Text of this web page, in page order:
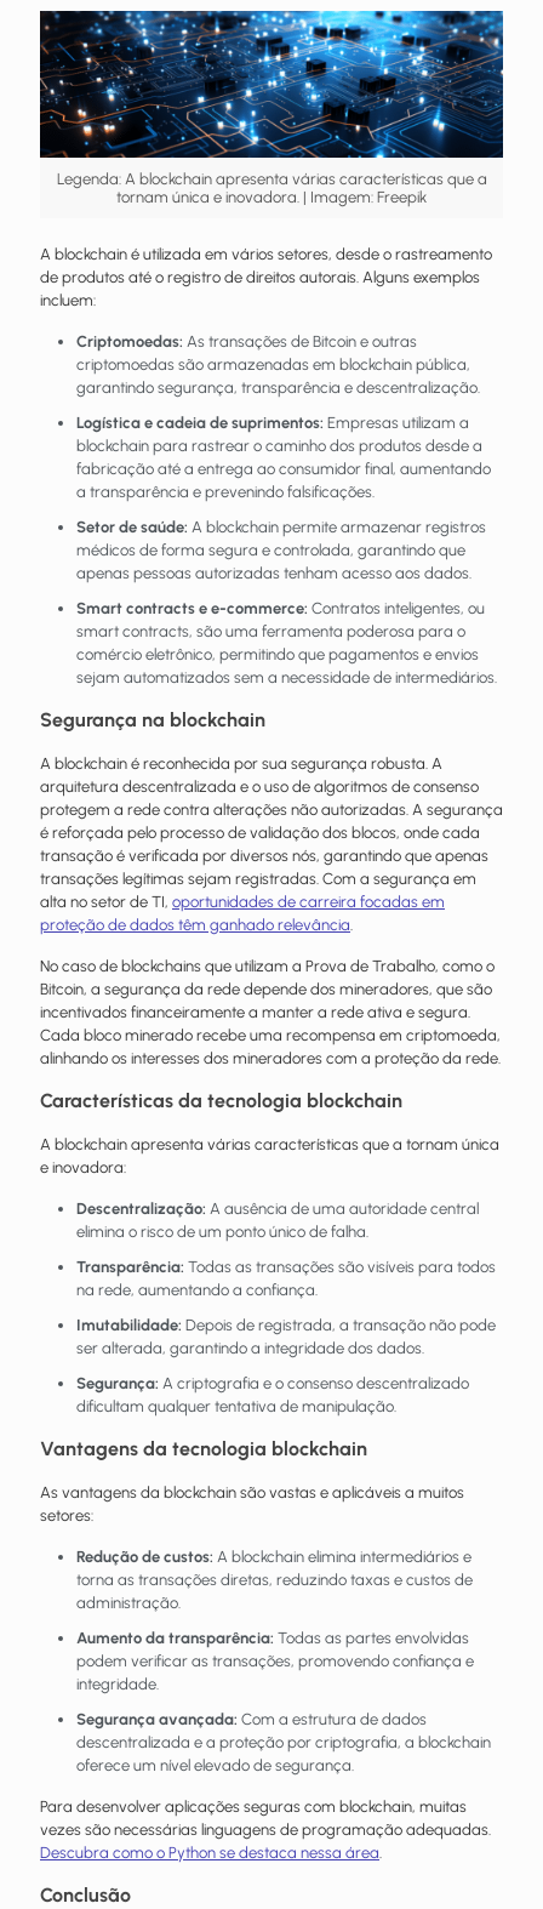
Legenda: A blockchain apresenta várias características que a
tornam única e inovadora. | Imagem: Freepik
A blockchain é utilizada em vários setores, desde o rastreamento
de produtos até o registro de direitos autorais. Alguns exemplos
incluem:
Criptomoedas: As transações de Bitcoin e outras
criptomoedas são armazenadas em blockchain pública,
garantindo segurança, transparência e descentralização.
Logística e cadeia de suprimentos: Empresas utilizam a
blockchain para rastrear o caminho dos produtos desde a
fabricação até a entrega ao consumidor final, aumentando
a transparência e prevenindo falsificações.
Setor de saúde: A blockchain permite armazenar registros
médicos de forma segura e controlada, garantindo que
apenas pessoas autorizadas tenham acesso aos dados.
Smart contracts e e-commerce: Contratos inteligentes, ou
smart contracts, são uma ferramenta poderosa para o
comércio eletrônico, permitindo que pagamentos e envios
sejam automatizados sem a necessidade de intermediários.
Segurança na blockchain
A blockchain é reconhecida por sua segurança robusta. A
arquitetura descentralizada e o uso de algoritmos de consenso
protegem a rede contra alterações não autorizadas. A segurança
é reforçada pelo processo de validação dos blocos, onde cada
transação é verificada por diversos nós, garantindo que apenas
transações legítimas sejam registradas. Com a segurança em
alta no setor de TI, oportunidades de carreira focadas em
proteção de dados têm ganhado relevância.
No caso de blockchains que utilizam a Prova de Trabalho, como o
Bitcoin, a segurança da rede depende dos mineradores, que são
incentivados financeiramente a manter a rede ativa e segura.
Cada bloco minerado recebe uma recompensa em criptomoeda,
alinhando os interesses dos mineradores com a proteção da rede.
Características da tecnologia blockchain
A blockchain apresenta várias características que a tornam única
e inovadora:
Descentralização: A ausência de uma autoridade central
elimina o risco de um ponto único de falha.
Transparência: Todas as transações são visíveis para todos
na rede, aumentando a confiança.
Imutabilidade: Depois de registrada, a transação não pode
ser alterada, garantindo a integridade dos dados.
Segurança: A criptografia e o consenso descentralizado
dificultam qualquer tentativa de manipulação.
Vantagens da tecnologia blockchain
As vantagens da blockchain são vastas e aplicáveis a muitos
setores:
Redução de custos: A blockchain elimina intermediários e
torna as transações diretas, reduzindo taxas e custos de
administração.
Aumento da transparência: Todas as partes envolvidas
podem verificar as transações, promovendo confiança e
integridade.
Segurança avançada: Com a estrutura de dados
descentralizada e a proteção por criptografia, a blockchain
oferece um nível elevado de segurança.
Para desenvolver aplicações seguras com blockchain, muitas
vezes são necessárias linguagens de programação adequadas.
Descubra como o Python se destaca nessa área.
Conclusão